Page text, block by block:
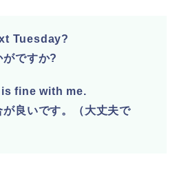
Tuesday?
がですか?
fine with me.
良いです。（大丈夫で